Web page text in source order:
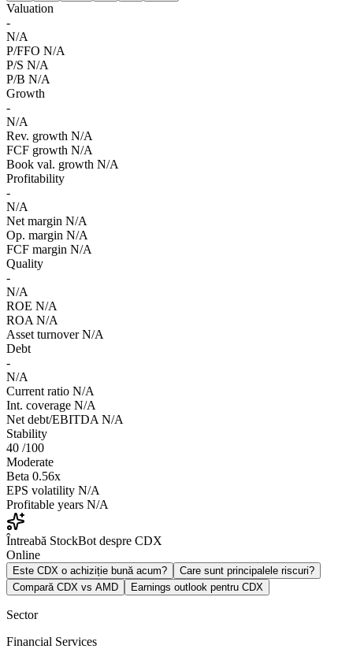
Valuation
-
N/A
P/FFO N/A
P/S N/A
P/B N/A
Growth
-
N/A
Rev. growth N/A
FCF growth N/A
Book val. growth N/A
Profitability
-
N/A
Net margin N/A
Op. margin N/A
FCF margin N/A
Quality
-
N/A
ROE N/A
ROA N/A
Asset turnover N/A
Debt
-
N/A
Current ratio N/A
Int. coverage N/A
Net debt/EBITDA N/A
Stability
40 /100
Moderate
Beta 0.56x
EPS volatility N/A
Profitable years N/A
Întreabă StockBot despre CDX
Online
Este CDX o achiziție bună acum?
Care sunt principalele riscuri?
Compară CDX vs AMD
Earnings outlook pentru CDX
Sector
Financial Services